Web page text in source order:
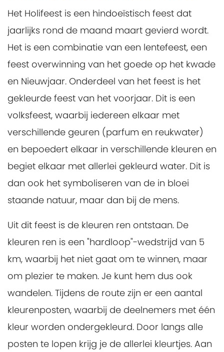
Het Holifeest is een hindoeïstisch feest dat
jaarlijks rond de maand maart gevierd wordt.
Het is een combinatie van een lentefeest, een
feest overwinning van het goede op het kwade
en Nieuwjaar. Onderdeel van het feest is het
gekleurde feest van het voorjaar. Dit is een
volksfeest, waarbij iedereen elkaar met
verschillende geuren (parfum en reukwater)
en bepoedert elkaar in verschillende kleuren en
begiet elkaar met allerlei gekleurd water. Dit is
dan ook het symboliseren van de in bloei
staande natuur, maar dan bij de mens.
Uit dit feest is de kleuren ren ontstaan. De
kleuren ren is een "hardloop"-wedstrijd van 5
km, waarbij het niet gaat om te winnen, maar
om plezier te maken. Je kunt hem dus ook
wandelen. Tijdens de route zijn er een aantal
kleurenposten, waarbij de deelnemers met één
kleur worden ondergekleurd. Door langs alle
posten te lopen krijg je de allerlei kleurtjes. Aan